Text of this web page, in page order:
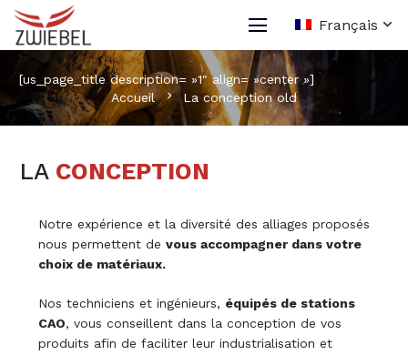
Français
[us_page_title description= »1″ align= »center »]
Accueil
chevron_right La conception old
LA CONCEPTION
Notre expérience et la diversité des alliages proposés
nous permettent de vous accompagner dans votre
choix de matériaux.
Nos techniciens et ingénieurs, équipés de stations
CAO, vous conseillent dans la conception de vos
produits afin de faciliter leur industrialisation et